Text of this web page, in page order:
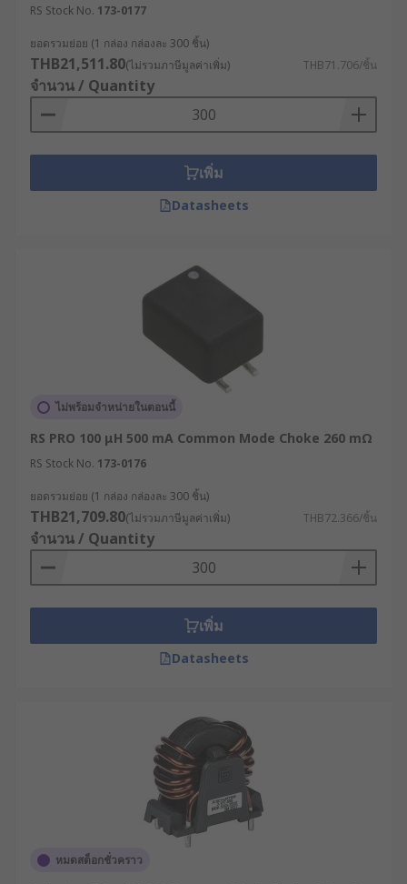
RS Stock No. 173-0177
ยอดรวมย่อย (1 กล่อง กล่องละ 300 ชิ้น)
THB21,511.80(ไม่รวมภาษีมูลค่าเพิ่ม) THB71.706/ชิ้น
จำนวน / Quantity
เพิ่ม
Datasheets
ไม่พร้อมจำหน่ายในตอนนี้
RS PRO 100 μH 500 mA Common Mode Choke 260 mΩ
RS Stock No. 173-0176
ยอดรวมย่อย (1 กล่อง กล่องละ 300 ชิ้น)
THB21,709.80(ไม่รวมภาษีมูลค่าเพิ่ม) THB72.366/ชิ้น
จำนวน / Quantity
เพิ่ม
Datasheets
หมดสต็อกชั่วคราว